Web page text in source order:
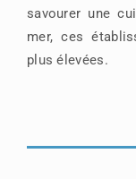
savourer une
mer, ces
plus élevées.